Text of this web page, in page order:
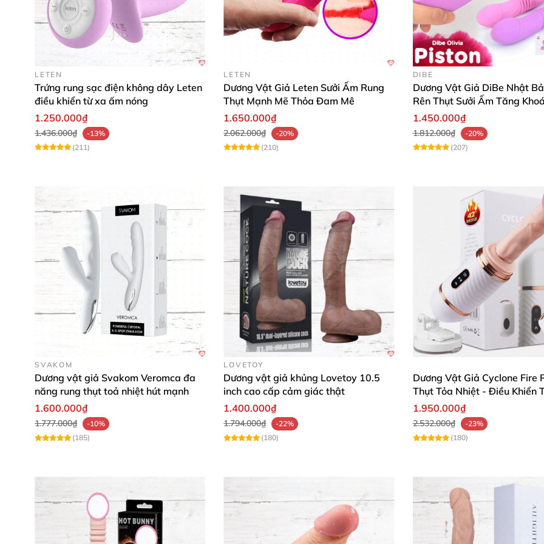
Hãy để Leten Mashimaro đồng hành cùng bạn trong mỗi khoảnh khắc riêng tư, khám phá niềm vui
nhanh tay sở hữu ngay sản phẩm đỉnh cao này để tận hưởng cảm giác thăng hoa khó quên mỗi
trải nghiệm tuyệt vời này!
Sỉ Dương vật 2 đầu rung đa chế độ rung sạc điện - Leten Mashimaro
Sỉ Dương vật 2 đầu rung đa chế độ rung sạc điện - Leten Mashimaro
Sỉ Dương vật 2 đầu rung đa chế độ rung sạc điện - Leten Mashimaro
Sỉ Dương vật 2 đầu rung đa chế độ rung sạc điện - Leten Mashimaro
LETEN
Trứng rung sạc điện không dây Leten
điều khiển từ xa ấm nóng
1.250.000₫
1.436.000₫
-13%
(211)
LETEN
Dương Vật Giả Leten Sưởi Ấm Rung
Thụt Mạnh Mẽ Thỏa Đam Mê
1.650.000₫
2.062.000₫
-20%
(210)
DIBE
Dương Vật Giả DiBe Nhật
Rên Thụt Sưởi Ấm Tăng
1.450.000₫
1.812.000₫
-20%
(207)
SVAKOM
Dương vật giả Svakom Veromca đa
năng rung thụt toả nhiệt hút mạnh
1.600.000₫
1.777.000₫
-10%
(185)
LOVETOY
Dương vật giả khủng Lovetoy 10.5
inch cao cấp cảm giác thật
1.400.000₫
1.794.000₫
-22%
(180)
Dương Vật Giả Cyclone Fire
Thụt Tỏa Nhiệt - Điều Khiển
1.950.000₫
2.532.000₫
-23%
(180)